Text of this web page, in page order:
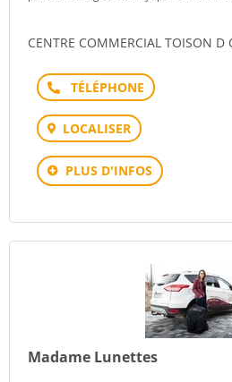
CENTRE COMMERCIAL TOISON D
Téléphone
LOCALISER
PLUS D'INFOS
Madame Lunettes